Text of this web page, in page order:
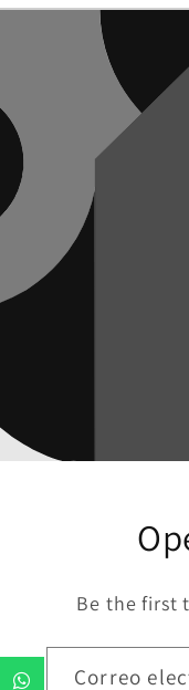
Be the first
Correo